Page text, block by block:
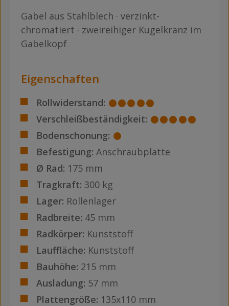
Gabel aus Stahlblech · verzinkt-
chromatiert · zweireihiger Kugelkranz im
Gabelkopf
Eigenschaften
Rollwiderstand:
Verschleißbeständigkeit:
Bodenschonung:
Befestigung: Anschraubplatte
Ø Rad: 175 mm
Tragkraft: 300 kg
Lager: Rollenlager
Radbreite: 45 mm
Radkörper: Kunststoff
Lauffläche: Kunststoff
Bauhöhe: 215 mm
Ausladung: 57 mm
Plattengröße: 135x110 mm